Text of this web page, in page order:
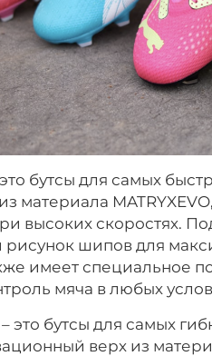
бутсы для самых
материала
высоких скоростях.
рисунок шипов для
имеет специальное
мяча в любых
это бутсы для самых
верх из